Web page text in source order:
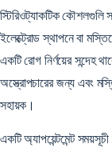
স্টিরিওট্যাকটিক কৌশলগুলি
ইলেক্ট্রোড স্থাপনে বা
একটি রোগ নির্ণয়ের সন্দেহ
অস্ত্রোপচারের জন্য এবং
সহায়ক।
একটি অ্যাপয়েন্টমেন্ট সময়সূচী